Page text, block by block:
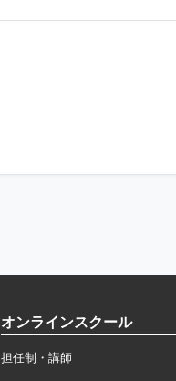
オンラインスクール
担任制・講師